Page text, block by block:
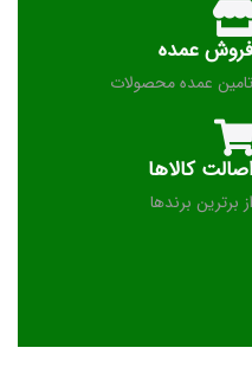
فروش عمده
تامین عمده محصولات
اصالت کالاها
از برترین برندها